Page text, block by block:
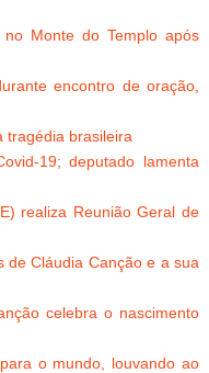
Monte do Templo após
encontro de oração,
tragédia brasileira
19; deputado lamenta
realiza Reunião Geral de
de Cláudia Canção e a sua
celebra o nascimento
o mundo, louvando ao